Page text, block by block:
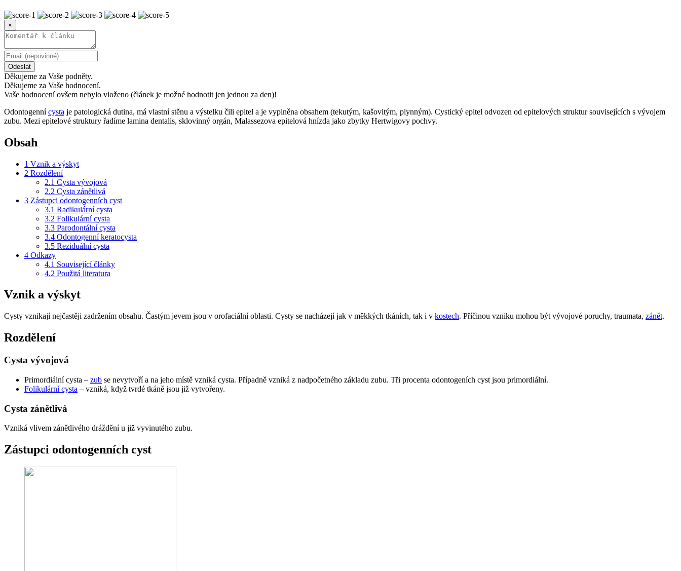
×
Odeslat
Děkujeme za Vaše podněty.
Děkujeme za Vaše hodnocení.
Vaše hodnocení ovšem nebylo vloženo (článek je možné hodnotit jen jednou za den)!
Odontogennícysta je patologická dutina, má vlastní stěnu a výstelku čili epitel a je vyplněna obsahem (tekutým, kašovitým, plynným). Cystický epitel odvozen od epitelových struktur souvisejících s vývojem
zubu. Mezi epitelové struktury řadíme lamina dentalis, sklovinný orgán, Malassezova epitelová hnízda jako zbytky Hertwigovy pochvy.
Obsah
1 Vznik a výskyt
2 Rozdělení
2.1 Cysta vývojová
2.2 Cysta zánětlivá
3 Zástupci odontogenních cyst
3.1 Radikulární cysta
3.2 Folikulární cysta
3.3 Parodontální cysta
3.4 Odontogenní keratocysta
3.5 Reziduální cysta
4 Odkazy
4.1 Související články
4.2 Použitá literatura
Vznik a výskyt
Cysty vznikají nejčastěji zadržením obsahu. Častým jevem jsou v orofaciální oblasti. Cysty se nacházejí jak v měkkých tkáních, tak i v kostech. Příčinou vzniku mohou být vývojové poruchy, traumata, zánět.
Rozdělení
Cysta vývojová
Primordiální cysta – zub se nevytvoří a na jeho místě vzniká cysta. Případně vzniká z nadpočetného základu zubu. Tři procenta odontogeních cyst jsou primordiální.
Folikulární cysta – vzniká, když tvrdé tkáně jsou již vytvořeny.
Cysta zánětlivá
Vzniká vlivem zánětlivého dráždění u již vyvinutého zubu.
Zástupci odontogenních cyst